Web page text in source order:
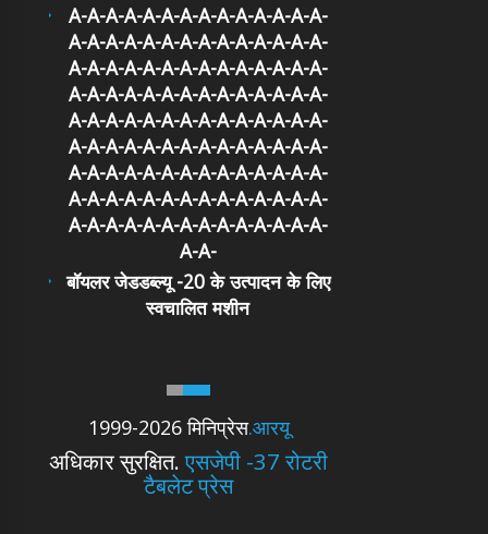
1999-2026 मिनिप्रेस.आरयू
अधिकार सुरक्षित.एसजेपी -37 रोटरी
टैबलेट प्रेस
A-A-A-A-A-A-A-A-A-A-A-A-A-A-
A-A-A-A-A-A-A-A-A-A-A-A-A-A-
A-A-A-A-A-A-A-A-A-A-A-A-A-A-
A-A-A-A-A-A-A-A-A-A-A-A-A-A-
A-A-A-A-A-A-A-A-A-A-A-A-A-A-
A-A-A-A-A-A-A-A-A-A-A-A-A-A-
A-A-A-A-A-A-A-A-A-A-A-A-A-A-
A-A-A-A-A-A-A-A-A-A-A-A-A-A-
A-A-A-A-A-A-A-A-A-A-A-A-A-A-
A-A-
बॉयलर जेडडब्ल्यू -20 के उत्पादन के लिए
स्वचालित मशीन